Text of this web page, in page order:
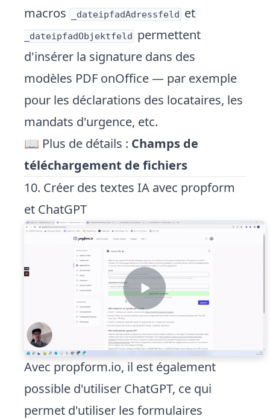
macros
_dateipfadAdressfeld et
_dateipfadObjektfeld permettent
d'insérer la signature dans des
modèles PDF onOffice — par exemple
pour les déclarations des locataires, les
mandats d'urgence, etc.
📖 Plus de détails : Champs de
téléchargement de fichiers
10. Créer des textes IA avec propform
et ChatGPT
Avec propform.io, il est également
possible d'utiliser ChatGPT, ce qui
permet d'utiliser les formulaires